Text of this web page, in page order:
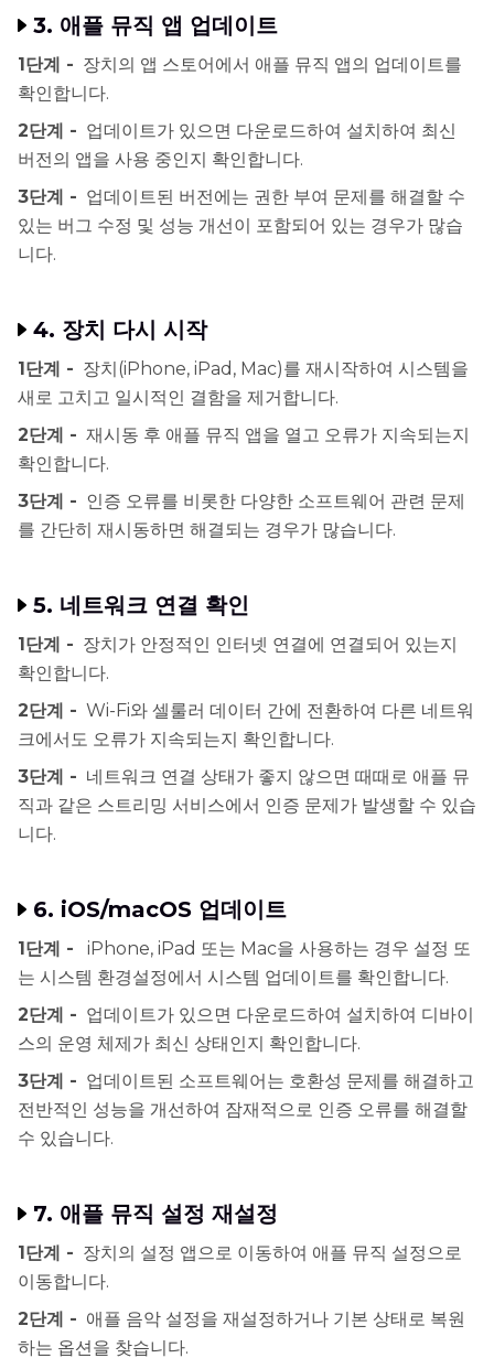
3. 애플 뮤직 앱 업데이트
1단계 - 장치의 앱 스토어에서 애플 뮤직 앱의 업데이트를
확인합니다.
2단계 - 업데이트가 있으면 다운로드하여 설치하여 최신
버전의 앱을 사용 중인지 확인합니다.
3단계 - 업데이트된 버전에는 권한 부여 문제를 해결할 수
있는 버그 수정 및 성능 개선이 포함되어 있는 경우가 많습
니다.
4. 장치 다시 시작
1단계 - 장치(iPhone, iPad, Mac)를 재시작하여 시스템을
새로 고치고 일시적인 결함을 제거합니다.
2단계 - 재시동 후 애플 뮤직 앱을 열고 오류가 지속되는지
확인합니다.
3단계 - 인증 오류를 비롯한 다양한 소프트웨어 관련 문제
를 간단히 재시동하면 해결되는 경우가 많습니다.
5. 네트워크 연결 확인
1단계 - 장치가 안정적인 인터넷 연결에 연결되어 있는지
확인합니다.
2단계 - Wi-Fi와 셀룰러 데이터 간에 전환하여 다른 네트워
크에서도 오류가 지속되는지 확인합니다.
3단계 - 네트워크 연결 상태가 좋지 않으면 때때로 애플 뮤
직과 같은 스트리밍 서비스에서 인증 문제가 발생할 수 있습
니다.
6. iOS/macOS 업데이트
1단계 -
iPhone, iPad 또는 Mac을 사용하는 경우 설정 또
는 시스템 환경설정에서 시스템 업데이트를 확인합니다.
2단계 - 업데이트가 있으면 다운로드하여 설치하여 디바이
스의 운영 체제가 최신 상태인지 확인합니다.
3단계 - 업데이트된 소프트웨어는 호환성 문제를 해결하고
전반적인 성능을 개선하여 잠재적으로 인증 오류를 해결할
수 있습니다.
7. 애플 뮤직 설정 재설정
1단계 - 장치의 설정 앱으로 이동하여 애플 뮤직 설정으로
이동합니다.
2단계 - 애플 음악 설정을 재설정하거나 기본 상태로 복원
하는 옵션을 찾습니다.